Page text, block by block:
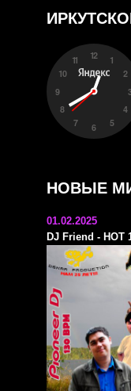
НОВЫЕ
01.02.2025
DJ Friend - HOT